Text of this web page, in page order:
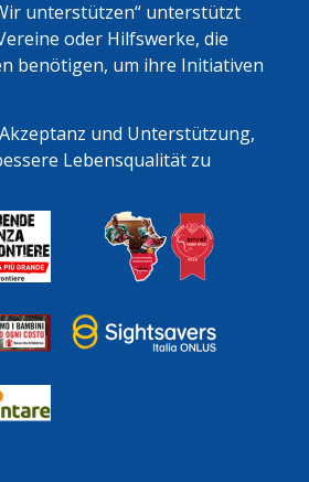
unterstützen“ unterstützt
oder Hilfswerke, die
benötigen, um ihre Initiativen
und Unterstützung,
Lebensqualität zu